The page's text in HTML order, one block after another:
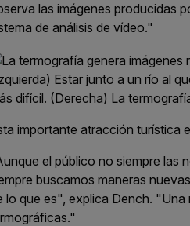
las imágenes producidas
de análisis de vídeo."
Estar junto a un río al
difícil. (Derecha) La
importante atracción turística
el público no siempre las
buscamos maneras
lo que es", explica Dench.